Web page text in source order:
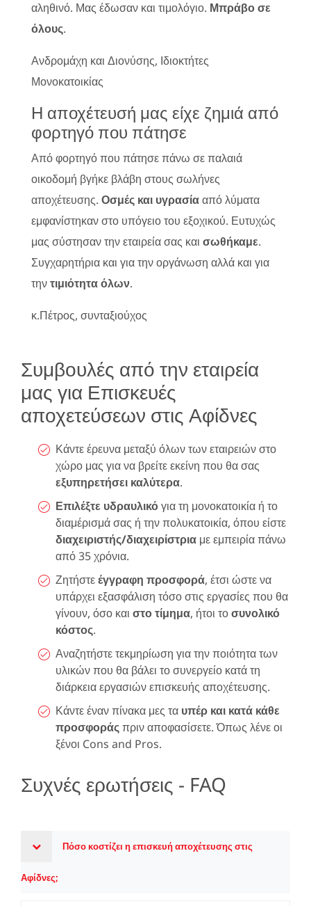
αληθινό. Μας έδωσαν και τιμολόγιο. Μπράβο σε
όλους.
Ανδρομάχη και Διονύσης, Ιδιοκτήτες
Μονοκατοικίας
Η αποχέτευσή μας είχε ζημιά από
φορτηγό που πάτησε
Από φορτηγό που πάτησε πάνω σε παλαιά
οικοδομή βγήκε βλάβη στους σωλήνες
αποχέτευσης. Οσμές και υγρασίααπό λύματα
εμφανίστηκαν στο υπόγειο του εξοχικού. Ευτυχώς
μας σύστησαν την εταιρεία σας και σωθήκαμε.
Συγχαρητήρια και για την οργάνωση αλλά και για
τηντιμιότητα όλων.
κ.Πέτρος, συνταξιούχος
Συμβουλές από την εταιρεία
μας για Επισκευές
αποχετεύσεων στις Αφίδνες
Κάντε έρευνα μεταξύ όλων των εταιρειών στο
χώρο μας για να βρείτε εκείνη που θα σας
εξυπηρετήσει καλύτερα.
Επιλέξτε υδραυλικόγια τη μονοκατοικία ή το
διαμέρισμά σας ή την πολυκατοικία, όπου είστε
διαχειριστής/διαχειρίστρια με εμπειρία πάνω
από 35 χρόνια.
Ζητήστεέγγραφη προσφορά, έτσι ώστε να
υπάρχει εξασφάλιση τόσο στις εργασίες που θα
γίνουν, όσο και στο τίμημα, ήτοι τοσυνολικό
κόστος.
Αναζητήστε τεκμηρίωση για την ποιότητα των
υλικών που θα βάλει το συνεργείο κατά τη
διάρκεια εργασιών επισκευής αποχέτευσης.
Κάντε έναν πίνακα μες τα υπέρ και κατά κάθε
προσφοράςπριν αποφασίσετε. Όπως λένε οι
ξένοι Cons and Pros.
Συχνές ερωτήσεις - FAQ
Πόσο κοστίζει η επισκευή αποχέτευσης στις
Αφίδνες;